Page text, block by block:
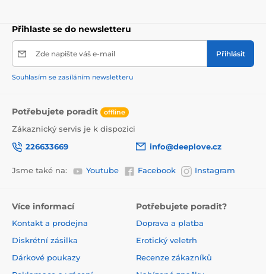
Přihlaste se do newsletteru
Zde napište váš e-mail Přihlásit
Souhlasím se zasíláním newsletteru
Potřebujete poradit offline
Zákaznický servis je k dispozici
226633669
info@deeplove.cz
Jsme také na: Youtube Facebook Instagram
Více informací
Kontakt a prodejna
Diskrétní zásilka
Dárkové poukazy
Potřebujete poradit?
Doprava a platba
Erotický veletrh
Recenze zákazníků